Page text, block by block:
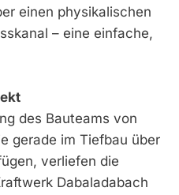
einen physikalischen
– eine einfache,
des Bauteams von
gerade im Tiefbau über
verliefen die
Dabaladabach